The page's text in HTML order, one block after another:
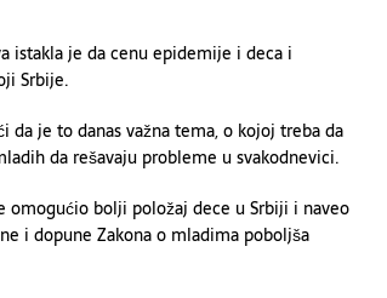
istakla je da cenu epidemije i deca i
Srbije.
je to danas važna tema, o kojoj treba da
da rešavaju probleme u svakodnevici.
omogućio bolji položaj dece u Srbiji i naveo
i dopune Zakona o mladima poboljša